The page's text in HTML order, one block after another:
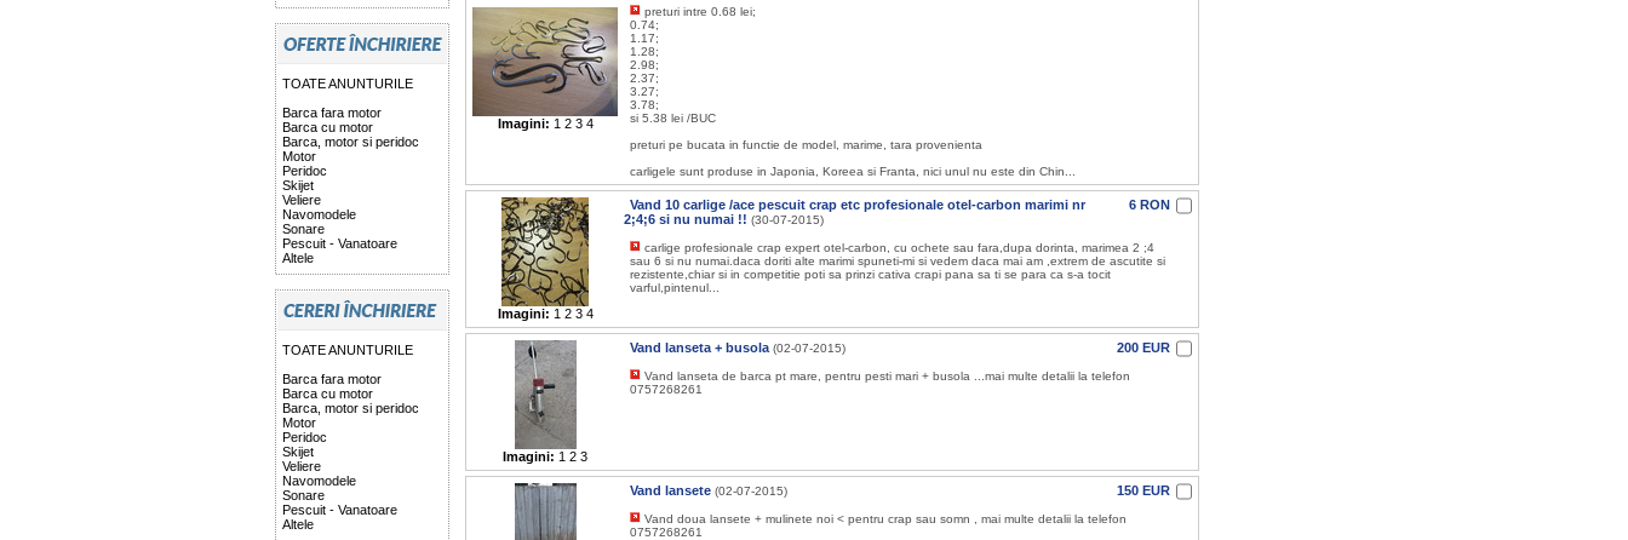
TOATE ANUNTURILE
Barca fara motor
Barca cu motor
Barca, motor si peridoc
Motor
Peridoc
Skijet
Veliere
Navomodele
Sonare
Pescuit - Vanatoare
Altele
TOATE ANUNTURILE
Barca fara motor
Barca cu motor
Barca, motor si peridoc
Motor
Peridoc
Skijet
Veliere
Navomodele
Sonare
Pescuit - Vanatoare
Altele
Imagini: 1 2 3 4
preturi intre 0.68 lei;
0.74;
1.17;
1.28;
2.98;
2.37;
3.27;
3.78;
si 5.38 lei /BUC
preturi pe bucata in functie de model, marime, tara provenienta
carligele sunt produse in Japonia, Koreea si Franta, nici unul nu este din Chin...
Imagini: 1 2 3 4
Vand 10 carlige /ace pescuit crap etc profesionale otel-carbon marimi nr
2;4;6 si nu numai !! (30-07-2015)
6 RON
carlige profesionale crap expert otel-carbon, cu ochete sau fara,dupa dorinta, marimea 2 ;4
sau 6 si nu numai.daca doriti alte marimi spuneti-mi si vedem daca mai am ,extrem de ascutite si
rezistente,chiar si in competitie poti sa prinzi cativa crapi pana sa ti se para ca s-a tocit
varful,pintenul...
Imagini: 1 2 3
Vand lanseta + busola (02-07-2015) 200 EUR
Vand lanseta de barca pt mare, pentru pesti mari + busola ...mai multe detalii la telefon
0757268261
Vand lansete (02-07-2015) 150 EUR
Vand doua lansete + mulinete noi < pentru crap sau somn , mai multe detalii la telefon
0757268261